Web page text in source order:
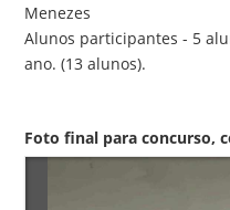
Menezes
Alunos participantes - 5
ano. (13 alunos).
Foto final para concurso,